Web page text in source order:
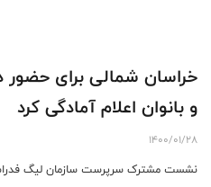
خراسان شمالی برای حضور
و بانوان اعلام آمادگی کرد
1400/01/28
نشست مشترک سرپرست سازمان لیگ